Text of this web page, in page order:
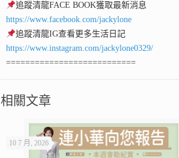
追蹤清龍FACE BOOK獲取最新消息
https://www.facebook.com/jackylone
追蹤清龍IG查看更多生活日記
https://www.instagram.com/jackylone0329/
===========================
相關文章
10 7 月, 2026